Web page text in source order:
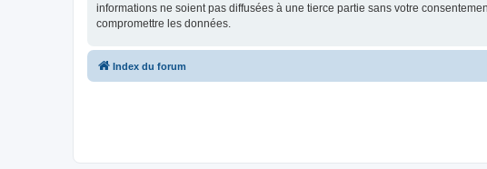
informations ne soient pas diffusées à une tierce partie sans votre
compromettre les données.
Index du forum